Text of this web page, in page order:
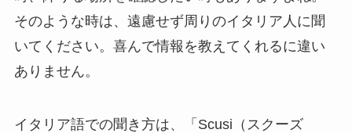
そのような時は、遠慮せず周りのイタリア人に聞
いてください。喜んで情報を教えてくれるに違い
ありません。
イタリア語での聞き方は、「Scusi（スクーズ